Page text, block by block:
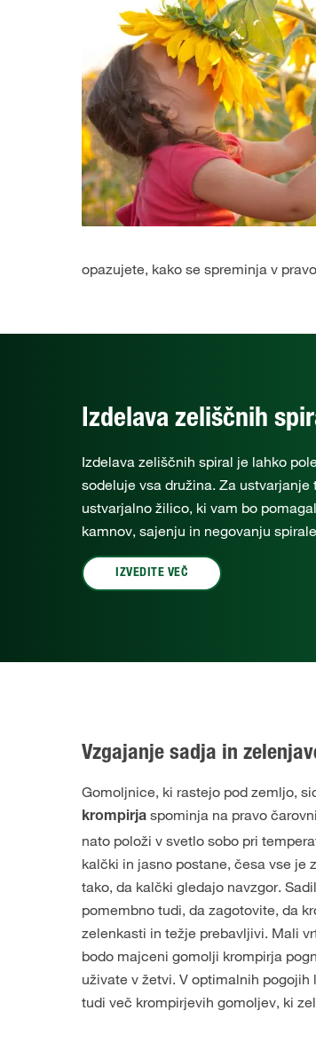
opazujete, kako se spreminja v
Izdelava zeliščnih
Izdelava zeliščnih spiral je lahko
sodeluje vsa družina. Za
ustvarjalno žilico, ki vam bo
kamnov, sajenju in negovanju
IZVEDITE VEČ
Vzgajanje sadja in
Gomoljnice, ki rastejo pod zemljo,
krompirja spominja na pravo
nato položi v svetlo sobo pri
kalčki in jasno postane, česa vse je
tako, da kalčki gledajo navzgor.
pomembno tudi, da zagotovite, da
zelenkasti in težje prebavljivi. Mali
bodo majceni gomolji krompirja
uživate v žetvi. V optimalnih
tudi več krompirjevih gomoljev, ki